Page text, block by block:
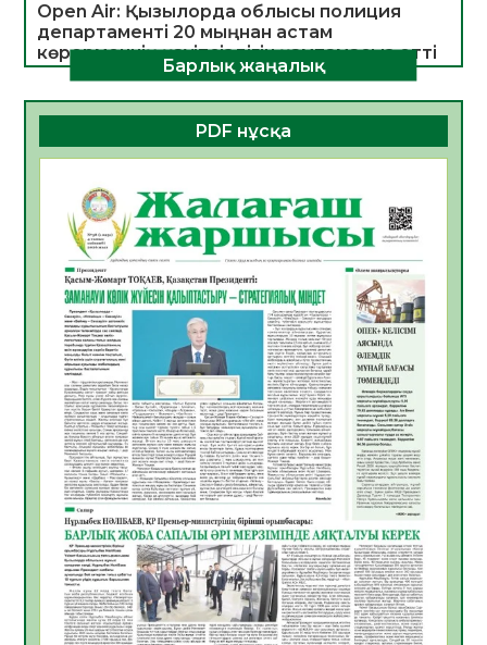
Open Air: Қызылорда облысы полиция
департаменті 20 мыңнан астам
көрерменнің қауіпсіздігін қамтамасыз етті
06.08.2026
10
ҚЫЗЫЛОРДАДА «САНАЛЫ ҰРПАҚ –
ЖАРҚЫН БОЛАШАҚ» АТТЫ КЕҢЕЙТІЛГЕН
05.08.2026
Қазақстан Орталық Азиядағы көшуге ең
қолайлы ел атанды
05.08.2026
27
Өрт қауіпсіздігі талаптарын сақтау – әр
азаматтың міндеті
05.08.2026
27
Руслан Рүстемұлы облыс әкімінің
кеңесшісі болып тағайындалды
05.08.2026
23
Цифрландыру саласын дамыту аясында
салынатын жаңа орталықтың жобасы
талқыланды
05.08.2026
22
Алғашқы цифрлық жасанды интеллект
Барлық жаңалық
PDF нұсқа